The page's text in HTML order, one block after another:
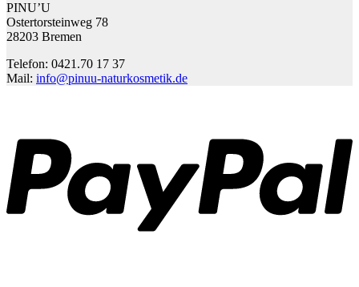
PINU’U
Ostertorsteinweg 78
28203 Bremen
Telefon: 0421.70 17 37
Mail: info@pinuu-naturkosmetik.de